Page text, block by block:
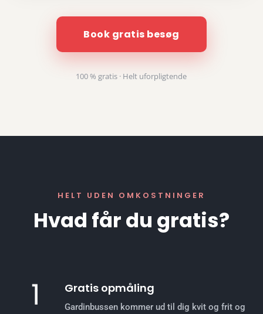
Book gratis besøg
100 % gratis · Helt uforpligtende
HELT UDEN OMKOSTNINGER
Hvad får du gratis?
Gratis opmåling
Gardinbussen kommer ud til dig kvit og frit og